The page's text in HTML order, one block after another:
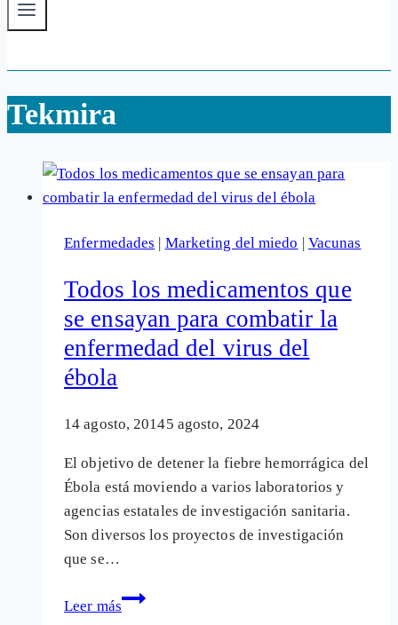
Tekmira
Enfermedades Marketing del miedo Vacunas
Todos los medicamentos que
se ensayan para combatir la
enfermedad del virus del
ébola
14 agosto, 20145 agosto, 2024
El objetivo de detener la fiebre hemorrágica del
Ébola está moviendo a varios laboratorios y
agencias estatales de investigación sanitaria.
Son diversos los proyectos de investigación
que se…
Leer más
Todos